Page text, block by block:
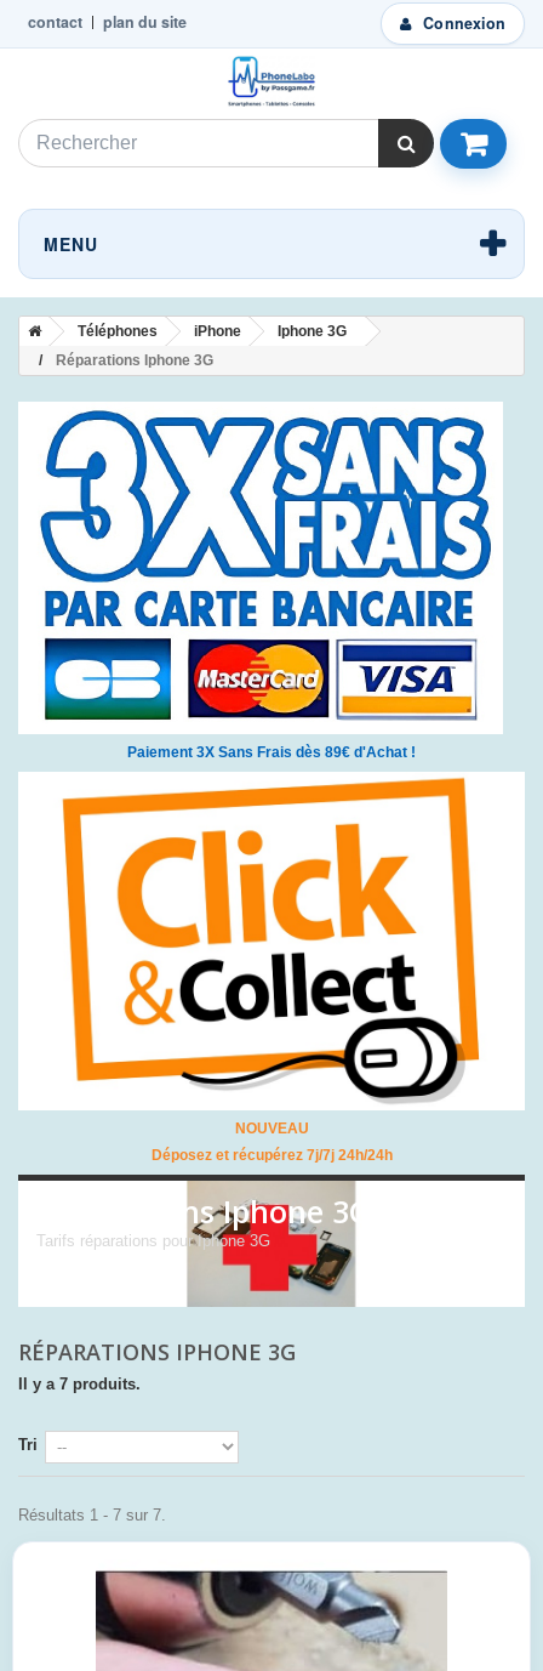
Connexion
contact plan du site
MENU
Téléphones iPhone
Iphone 3G
Réparations Iphone 3G
Paiement 3X Sans Frais dès 89€ d'Achat !
NOUVEAU
Déposez et récupérez 7j/7j 24h/24h
Réparations Iphone 3G
Tarifs réparations pour Iphone 3G
RÉPARATIONS IPHONE 3G
Il y a 7 produits.
Tri
Résultats 1 - 7 sur 7.